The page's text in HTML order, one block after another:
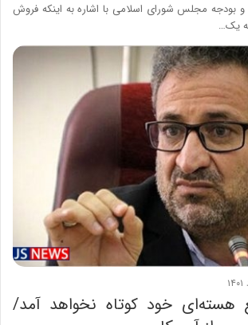
بودجه مجلس شورای اسلامی با اشاره به اینکه فروش
یک…
هسته‌ای خود کوتاه نخواهد آمد/